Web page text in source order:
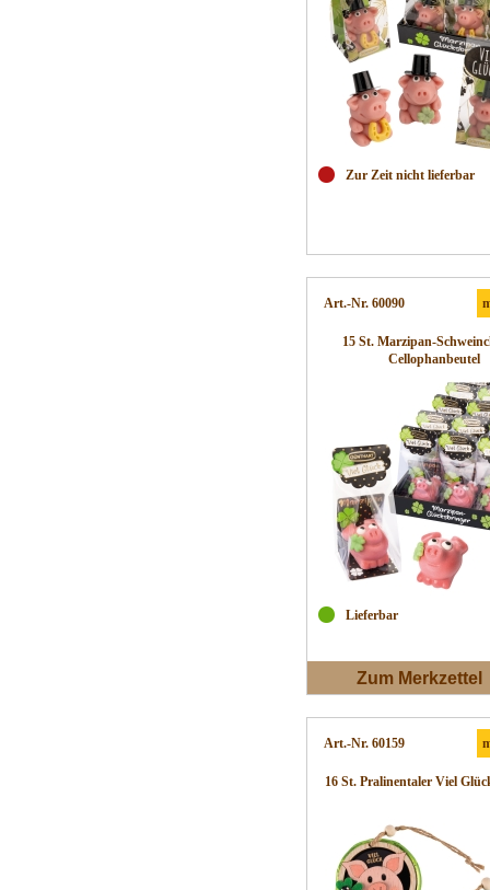
Zur Zeit nicht lieferbar
Art.-Nr. 60090
15 St. Marzipan-
Cellophanbeutel
Lieferbar
Zum Merkzettel
Art.-Nr. 60159
16 St. Pralinentaler Viel